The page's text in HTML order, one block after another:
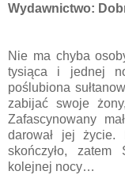
Wydawnictwo:
Nie ma chyba
tysiąca i jednej
poślubiona
zabijać swoje
Zafascynowany
darował jej
skończyło, zatem
kolejnej nocy…